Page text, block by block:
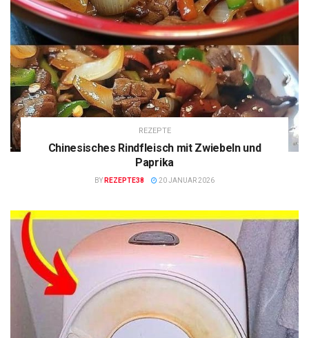
REZEPTE
Chinesisches Rindfleisch mit Zwiebeln und
Paprika
BY REZEPTE38 20 JANUAR 2026